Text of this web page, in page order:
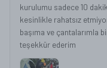
kurulumu sadece 10
kesinlikle rahatsız
başıma ve çantalarımla
teşekkür ederim